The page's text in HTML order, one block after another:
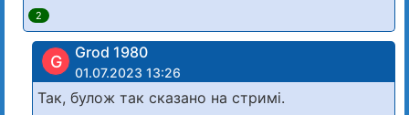
2
G Grod 1980
01.07.2023 13:26
Так, булож так сказано на стримі.